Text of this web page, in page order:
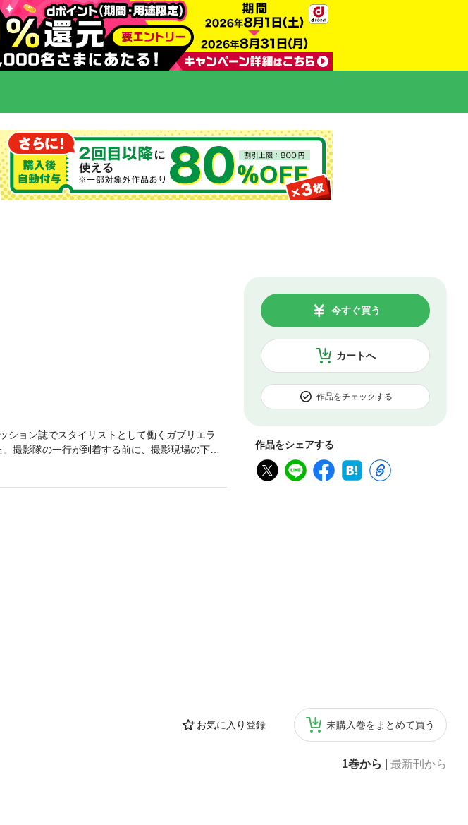
カートへ
今すぐ買う
作品をチェックする
作品をシェアする
お気に入り登録 未購入巻をまとめて買う
1巻から 最新刊から
ション誌でスタイリストとして働くガブリエラ
撮影隊の一行が到着する前に、撮影現場の下見
できるかも……。炎天下でタクシーを待っていた
ろが、ホテルの部屋でシャワーを浴びおえた彼
クと名乗る彼は、どうやらガブリエラの上司ア